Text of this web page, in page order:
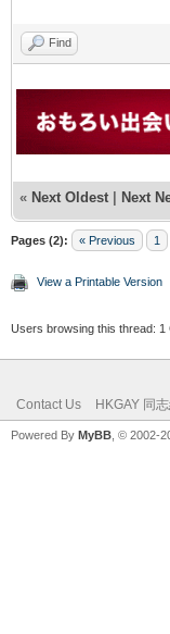
Find
« Next Oldest | Next
Pages (2): « Previous 1
View a Printable Version
Users browsing this thread: 1
Contact Us HKGAY 同
Powered By MyBB , © 2002-